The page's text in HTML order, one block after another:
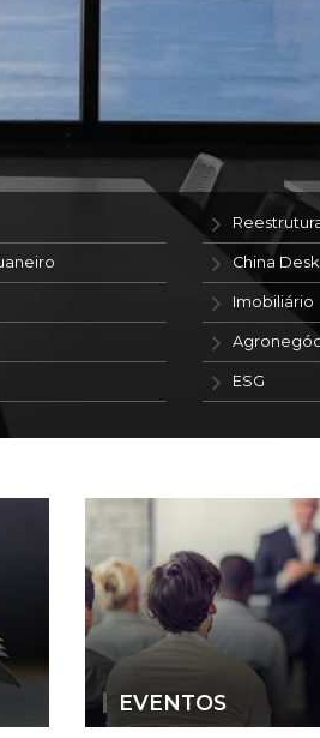
China Desk
Imobiliário
ESG
EVENTOS